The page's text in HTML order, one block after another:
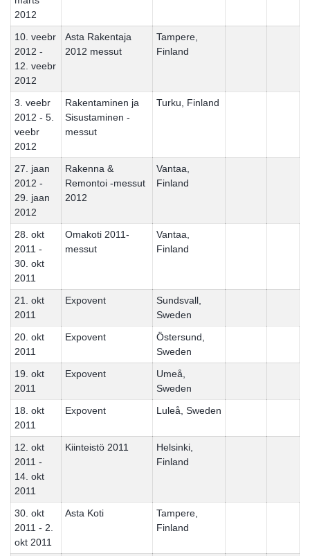
2012
10. veebr
2012 -
12. veebr
2012
Asta Rakentaja
2012 messut
Tampere,
Finland
3. veebr
2012 - 5.
veebr
2012
Rakentaminen ja
Sisustaminen -
messut
Turku, Finland
27. jaan
2012 -
29. jaan
2012
Rakenna &
Remontoi -messut
2012
Vantaa,
Finland
28. okt
2011 -
30. okt
2011
Omakoti 2011-
messut
Vantaa,
Finland
21. okt
2011
Expovent
Sundsvall,
Sweden
20. okt
2011
Expovent
Östersund,
Sweden
19. okt
2011
Expovent
Umeå,
Sweden
18. okt
2011
Expovent Luleå, Sweden
12. okt
2011 -
14. okt
2011
Kiinteistö 2011
Helsinki,
Finland
30. okt
2011 - 2.
okt 2011
Asta Koti
Tampere,
Finland